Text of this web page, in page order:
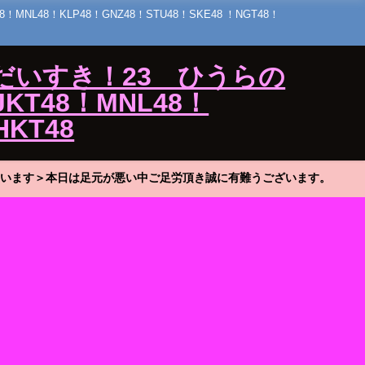
！KLP48！GNZ48！STU48！SKE48 ！NGT48！
いすき！23 ひうらの
！MNL48！
す＞本日は足元が悪い中ご足労頂き誠に有難うございます。